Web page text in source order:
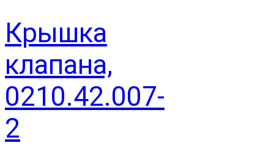
Крышка
клапана,
0210.42.007-
2